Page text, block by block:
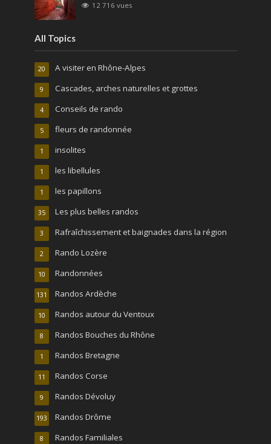
12 716 vues
All Topics
A visiter en Rhône-Alpes
20
Cascades, arches naturelles et grottes
9
Conseils de rando
4
fleurs de randonnée
5
insolites
1
les libellules
1
les papillons
1
Les plus belles randos
35
Rafraîchissement et baignades dans la région
3
Rando Lozère
2
Randonnées
10
Randos Ardèche
131
Randos autour du Ventoux
10
Randos Bouches du Rhône
8
Randos Bretagne
1
Randos Corse
11
Randos Dévoluy
9
Randos Drôme
193
Randos Familiales
8